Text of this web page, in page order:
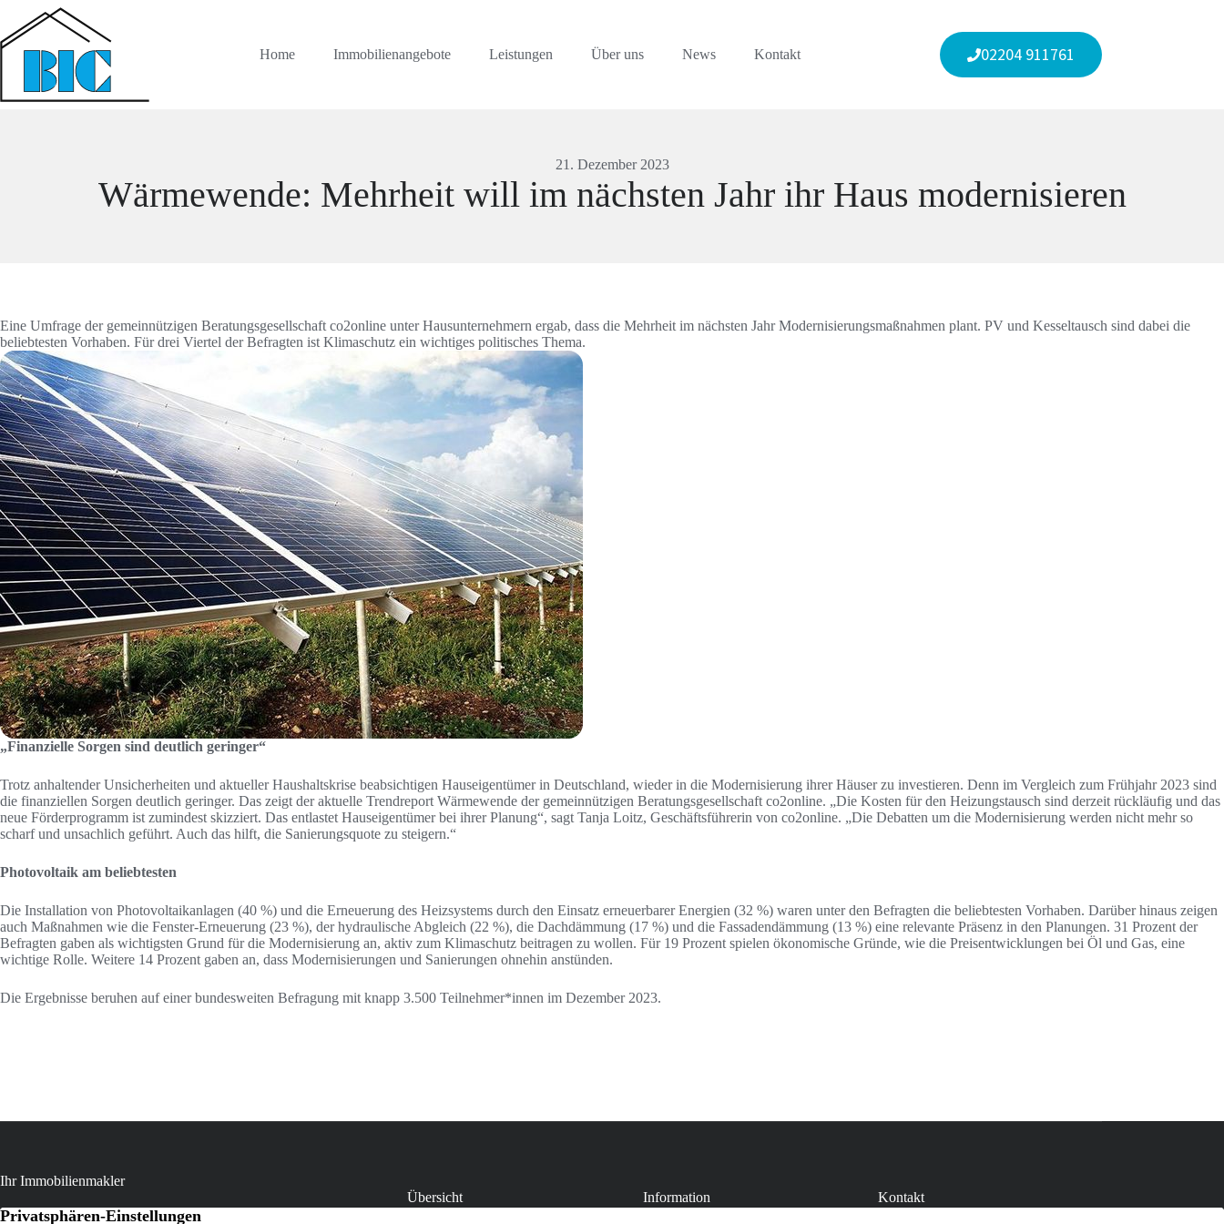
Inhalt
springen
Home
Immobilienangebote Leistungen Über uns News Kontakt 02204 911761
21. Dezember 2023
Wärmewende: Mehrheit will im nächsten Jahr ihr Haus modernisieren
Eine Umfrage der gemeinnützigen Beratungsgesellschaft co2online unter Hausunternehmern ergab, dass die Mehrheit im nächsten Jahr Modernisierungsmaßnahmen plant. PV und Kesseltausch sind dabei die
beliebtesten Vorhaben. Für drei Viertel der Befragten ist Klimaschutz ein wichtiges politisches Thema.
„Finanzielle Sorgen sind deutlich geringer“
Trotz anhaltender Unsicherheiten und aktueller Haushaltskrise beabsichtigen Hauseigentümer in Deutschland, wieder in die Modernisierung ihrer Häuser zu investieren. Denn im Vergleich zum Frühjahr 2023 sind
die finanziellen Sorgen deutlich geringer. Das zeigt der aktuelle Trendreport Wärmewende der gemeinnützigen Beratungsgesellschaft co2online. „Die Kosten für den Heizungstausch sind derzeit rückläufig und das
neue Förderprogramm ist zumindest skizziert. Das entlastet Hauseigentümer bei ihrer Planung“, sagt Tanja Loitz, Geschäftsführerin von co2online. „Die Debatten um die Modernisierung werden nicht mehr so
scharf und unsachlich geführt. Auch das hilft, die Sanierungsquote zu steigern.“
Photovoltaik am beliebtesten
Die Installation von Photovoltaikanlagen (40 %) und die Erneuerung des Heizsystems durch den Einsatz erneuerbarer Energien (32 %) waren unter den Befragten die beliebtesten Vorhaben. Darüber hinaus zeigen
auch Maßnahmen wie die Fenster-Erneuerung (23 %), der hydraulische Abgleich (22 %), die Dachdämmung (17 %) und die Fassadendämmung (13 %) eine relevante Präsenz in den Planungen. 31 Prozent der
Befragten gaben als wichtigsten Grund für die Modernisierung an, aktiv zum Klimaschutz beitragen zu wollen. Für 19 Prozent spielen ökonomische Gründe, wie die Preisentwicklungen bei Öl und Gas, eine
wichtige Rolle. Weitere 14 Prozent gaben an, dass Modernisierungen und Sanierungen ohnehin anstünden.
Die Ergebnisse beruhen auf einer bundesweiten Befragung mit knapp 3.500 Teilnehmer*innen im Dezember 2023.
Ihr Immobilienmakler
Als Immobilienmakler vor Ort unterstützen wir Eigentümer und
Übersicht Information Kontakt